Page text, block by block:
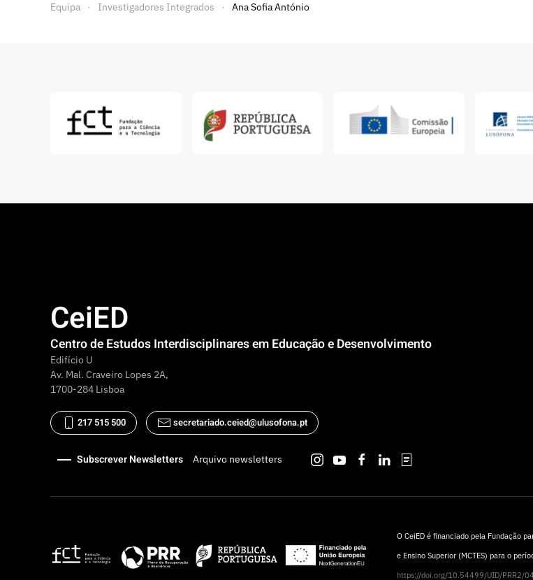
Equipa Investigadores Integrados Ana Sofia António
CeiED
Centro de Estudos Interdisciplinares em Educação e Desenvolvimento
Edifício U
Av. Mal. Craveiro Lopes 2A,
1700-284 Lisboa
217 515 500 secretariado.ceied@ulusofona.pt
Subscrever Newsletters Arquivo newsletters
O CeiED é financiado pela Fundação
e Ensino Superior (MCTES) para o
https://doi.org/10.54499/UID/PRR2/